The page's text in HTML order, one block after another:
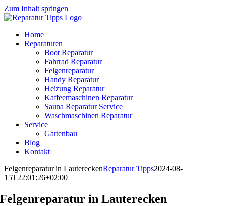
Zum Inhalt springen
Home
Reparaturen
Boot Reparatur
Fahrrad Reparatur
Felgenreparatur
Handy Reparatur
Heizung Reparatur
Kaffeemaschinen Reparatur
Sauna Reparatur Service
Waschmaschinen Reparatur
Service
Gartenbau
Blog
Kontakt
Felgenreparatur in LautereckenReparatur Tipps2024-08-
15T22:01:26+02:00
Felgenreparatur in Lauterecken